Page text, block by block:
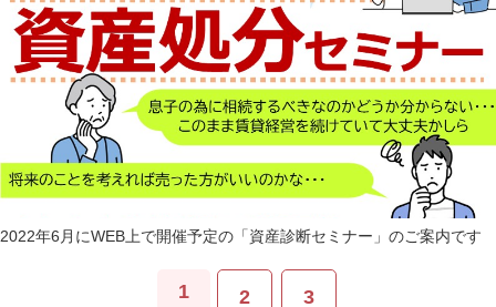
2022年6月にWEB上で開催予定の「資産診断セミナー」のご案内です
1 2 3